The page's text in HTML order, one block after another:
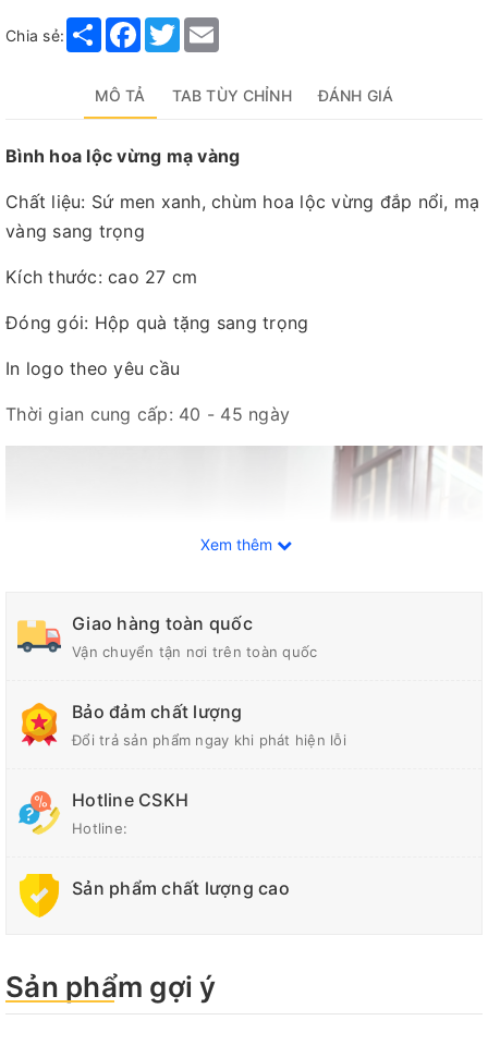
Chia sẻ: Share Facebook
Twitter
MÔ TẢ TAB TÙY CHỈNH ĐÁNH GIÁ
Bình hoa lộc vừng mạ vàng
Chất liệu: Sứ men xanh, chùm hoa lộc vừng đắp nổi, mạ
vàng sang trọng
Kích thước: cao 27 cm
Đóng gói: Hộp quà tặng sang trọng
In logo theo yêu cầu
Thời gian cung cấp: 40 - 45 ngày
Xem thêm
Giao hàng toàn quốc
Vận chuyển tận nơi trên toàn quốc
Bảo đảm chất lượng
Đổi trả sản phẩm ngay khi phát hiện lỗi
Hotline CSKH
Hotline:
Sản phẩm chất lượng cao
Sản phẩm gợi ý